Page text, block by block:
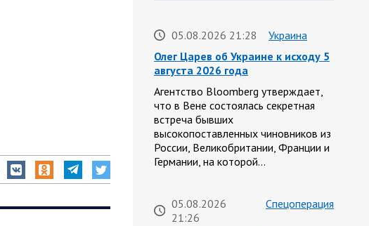
05.08.2026 21:28
Украина
Олег Царев об Украине к исходу 5
августа 2026 года
Агентство Bloomberg утверждает,
что в Вене состоялась секретная
встреча бывших
высокопоставленных чиновников из
России, Великобритании, Франции и
Германии, на которой…
05.08.2026
21:26
Спецоперация